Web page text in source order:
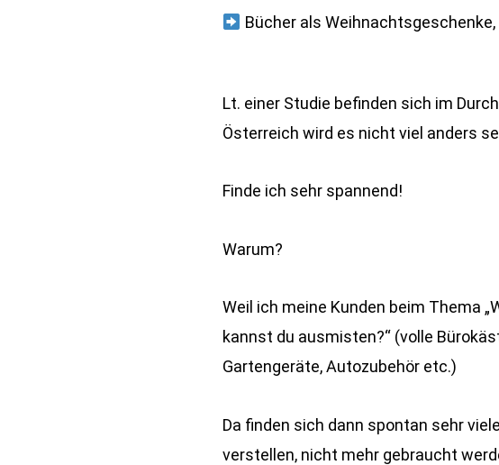
Bücher als
Lt. einer Studie befinden sich im
Österreich wird es nicht viel anders
Finde ich sehr spannend!
Warum?
Weil ich meine Kunden beim Thema
kannst du ausmisten?“ (volle
Gartengeräte, Autozubehör etc.)
Da finden sich dann spontan sehr
verstellen, nicht mehr gebraucht